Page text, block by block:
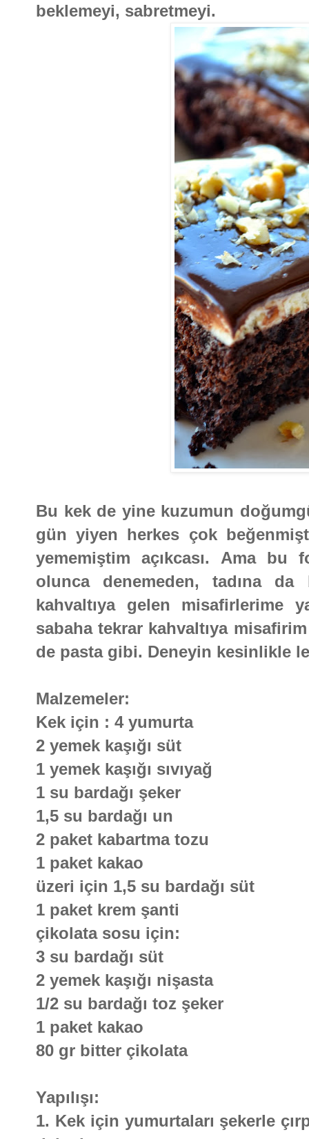
beklemeyi, sabretmeyi.
Bu kek de yine kuzumun
gün yiyen herkes çok
yememiştim açıkcası. Ama
olunca denemeden, tadına da
kahvaltıya gelen misafirlerime
sabaha tekrar kahvaltıya
de pasta gibi. Deneyin kesinlikle
Malzemeler:
Kek için : 4 yumurta
2 yemek kaşığı süt
1 yemek kaşığı sıvıyağ
1 su bardağı şeker
1,5 su bardağı un
2 paket kabartma tozu
1 paket kakao
üzeri için 1,5 su bardağı süt
1 paket krem şanti
çikolata sosu için:
3 su bardağı süt
2 yemek kaşığı nişasta
1/2 su bardağı toz şeker
1 paket kakao
80 gr bitter çikolata
Yapılışı:
1. Kek için yumurtaları şekerle